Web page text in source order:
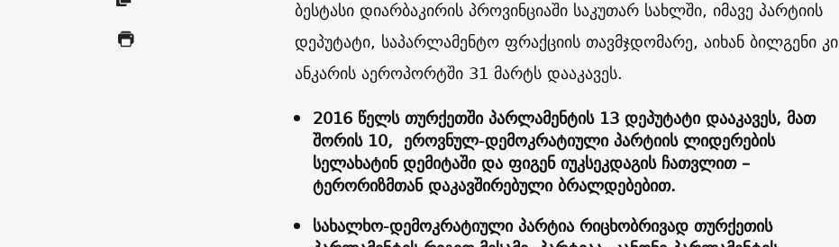
ბესტასი დიარბაკირის პროვინციაში საკუთარ სახლში, იმავე პარტიის
დეპუტატი, საპარლამენტო ფრაქციის თავმჯდომარე, აიხან ბილგენი კი
ანკარის აეროპორტში 31 მარტს დააკავეს.
2016 წელს თურქეთში პარლამენტის 13 დეპუტატი დააკავეს, მათ
შორის 10, ეროვნულ-დემოკრატიული პარტიის ლიდერების
სელახატინ დემიტაში და ფიგენ იუკსეკდაგის ჩათვლით –
ტერორიზმთან დაკავშირებული ბრალდებებით.
სახალხო-დემოკრატიული პარტია რიცხობრივად თურქეთის